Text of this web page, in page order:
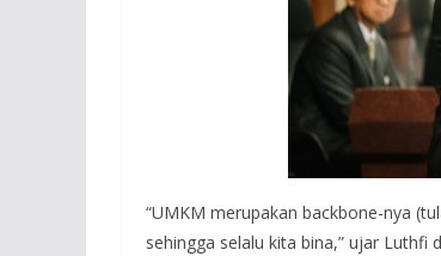
“UMKM merupakan backbone-nya
sehingga selalu kita bina,” ujar Luthfi